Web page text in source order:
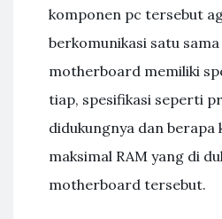
komponen pc tersebut
berkomunikasi satu
motherboard memiliki
tiap, spesifikasi seperti
didukungnya dan berapa
maksimal RAM yang di
motherboard tersebut.